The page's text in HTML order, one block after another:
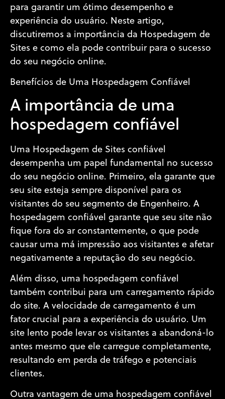
para garantir um ótimo desempenho e
experiência do usuário. Neste artigo,
discutiremos a importância da Hospedagem de
Sites e como ela pode contribuir para o sucesso
do seu negócio online.
Benefícios de Uma Hospedagem Confiável
A importância de uma
hospedagem confiável
Uma Hospedagem de Sites confiável
desempenha um papel fundamental no sucesso
do seu negócio online. Primeiro, ela garante que
seu site esteja sempre disponível para os
visitantes do seu segmento de Engenheiro. A
hospedagem confiável garante que seu site não
fique fora do ar constantemente, o que pode
causar uma má impressão aos visitantes e afetar
negativamente a reputação do seu negócio.
Além disso, uma hospedagem confiável
também contribui para um carregamento rápido
do site. A velocidade de carregamento é um
fator crucial para a experiência do usuário. Um
site lento pode levar os visitantes a abandoná-lo
antes mesmo que ele carregue completamente,
resultando em perda de tráfego e potenciais
clientes.
Outra vantagem de uma hospedagem confiável